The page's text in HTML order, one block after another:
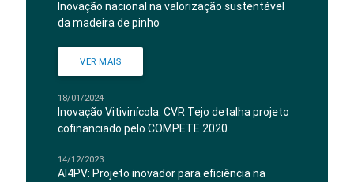
Inovação nacional na valorização sustentável
da madeira de pinho
VER MAIS
18/01/2024
Inovação Vitivinícola: CVR Tejo detalha projeto
cofinanciado pelo COMPETE 2020
14/12/2023
AI4PV: Projeto inovador para eficiência na